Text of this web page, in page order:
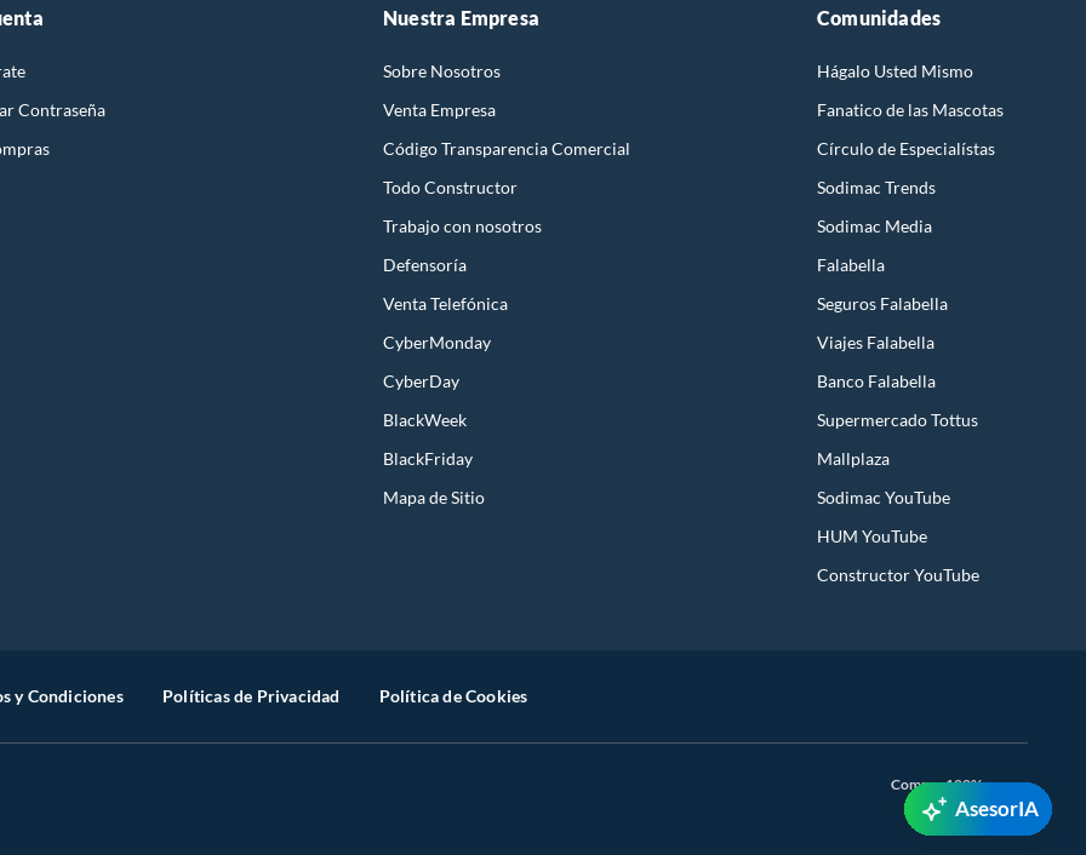
Contraseña
Nuestra Empresa
Sobre Nosotros
Venta Empresa
Código Transparencia Comercial
Todo Constructor
Trabajo con nosotros
Defensoría
Venta Telefónica
CyberMonday
CyberDay
BlackWeek
BlackFriday
Mapa de Sitio
Comunidades
Hágalo Usted Mismo
Fanatico de las Mascotas
Círculo de Especialístas
Sodimac Trends
Sodimac Media
Falabella
Seguros Falabella
Viajes Falabella
Banco Falabella
Supermercado Tottus
Mallplaza
Sodimac YouTube
HUM YouTube
Constructor YouTube
y Condiciones Políticas de Privacidad Política de Cookies
Compra 100% segura
AsesorIA